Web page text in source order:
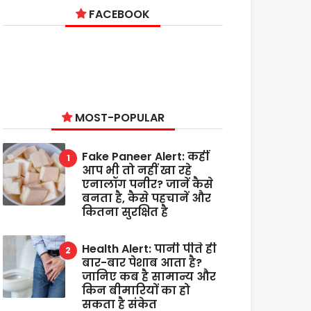
FACEBOOK
MOST-POPULAR
Fake Paneer Alert: कहीं
आप भी तो नहीं खा रहे
एनालॉग पनीर? जानें कैसे
बनता है, कैसे पहचानें और
कितना सुरक्षित है
Health Alert: पानी पीते ही
बार-बार पेशाब आता है?
जानिए कब है सामान्य और
किन बीमारियों का हो
सकता है संकेत